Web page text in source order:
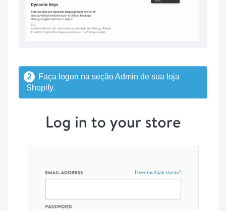
2
Faça logon na seção Admin de sua loja
Shopify.